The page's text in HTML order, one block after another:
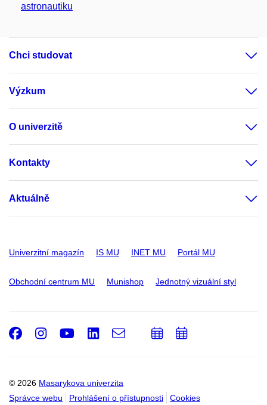
astronautiku
Chci studovat
Výzkum
O univerzitě
Kontakty
Aktuálně
Univerzitní magazín IS MU INET MU Portál MU
Obchodní centrum MU Munishop Jednotný vizuální styl
© 2026 Masarykova univerzita
Správce webu
Prohlášení o přístupnosti Cookies
Facebook
Instagram
Youtube
LinkedIn
e-
PřidatPřidat